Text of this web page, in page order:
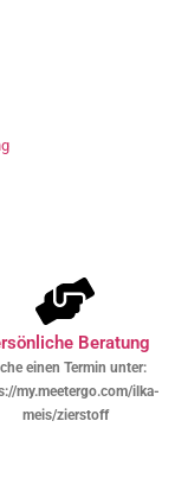
Beratung
einen Termin unter:
my.meetergo.com/ilka-
meis/zierstoff